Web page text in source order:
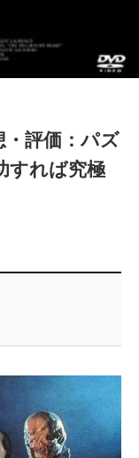
・評価：パズ
すれば究極